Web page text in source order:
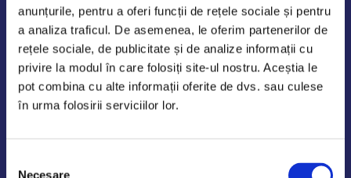
anunțurile, pentru a oferi funcții de rețele sociale și pentru
a analiza traficul. De asemenea, le oferim partenerilor de
rețele sociale, de publicitate și de analize informații cu
privire la modul în care folosiți site-ul nostru. Aceștia le
pot combina cu alte informații oferite de dvs. sau culese
în urma folosirii serviciilor lor.
Necesare
Program de lucru
Luni - Vineri: 09:00-18:00
Sambata - Duminica: 10:00-14:00